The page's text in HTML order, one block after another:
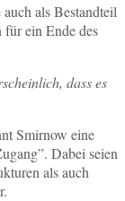
als Bestandteil
ein Ende des
dass es
Smirnow eine
Dabei seien
als auch